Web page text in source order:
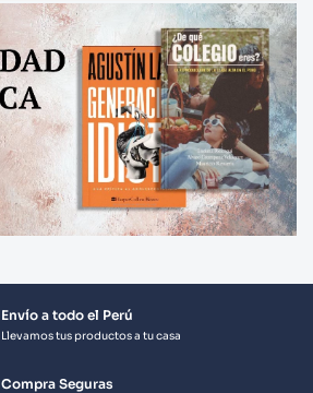
Envío a todo el Perú
Llevamos tus productos a tu casa
Compra Seguras